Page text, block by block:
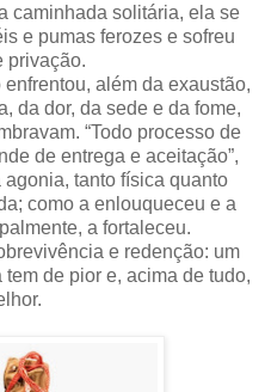
caminhada solitária, ela se
e pumas ferozes e sofreu
privação.
além da exaustão,
da dor, da sede e da fome,
“Todo processo de
de entrega e aceitação”,
tanto física quanto
como a enlouqueceu e a
a fortaleceu.
e redenção: um
de pior e, acima de tudo,